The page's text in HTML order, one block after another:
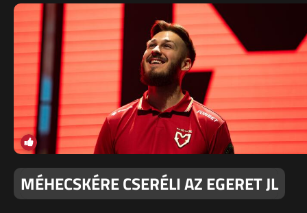
MÉHECSKÉRE CSERÉLI AZ EGERET JL